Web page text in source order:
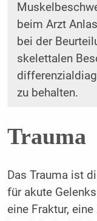
beim Arzt
bei der
skelettalen
zu behalten.
Trauma
Das Trauma ist
für akute
eine Fraktur,